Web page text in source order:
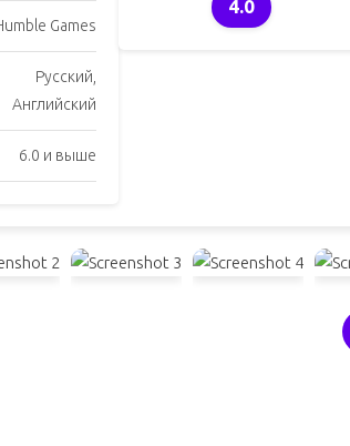
Games
Русский,
Английский
6.0 и выше
4.0